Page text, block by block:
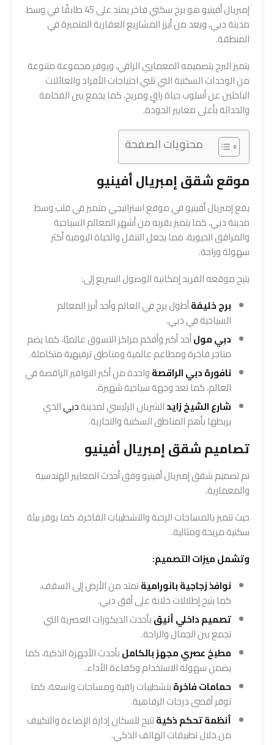
إمبريال أفينيو هو برج سكني فاخر يمتد على 45 طابقًا في وسط
مدينة دبي، ويعد من أبرز المشاريع العقارية المتميزة في
المنطقة.
يتميز البرج بتصميمه المعماري الراقي، ويوفر مجموعة متنوعة
من الوحدات السكنية التي تلبي احتياجات الأفراد والعائلات
الباحثين عن أسلوب حياة راقٍ ومريح، كما يجمع بين الفخامة
والحداثة بأعلى معايير الجودة.
محتويات الصفحة
موقع شقق إمبريال أفينيو
يقع إمبريال أفينيو في موقع استراتيجي متميز في قلب وسط
مدينة دبي، كما يتميز بقربه من أشهر المعالم السياحية
والمرافق الحيوية، مما يجعل التنقل والحياة اليومية أكثر
سهولة وراحة.
يتيح موقعه الفريد إمكانية الوصول السريع إلى:
برج خليفةأطول برج في العالم وأحد أبرز المعالم
السياحية في دبي.
دبي مولأحد أكبر وأفخم مراكز التسوق عالميًا، كما يضم
متاجر فاخرة ومطاعم عالمية ومناطق ترفيهية متكاملة.
نافورة دبي الراقصةواحدة من أكبر النوافير الراقصة في
العالم، كما تعد وجهة سياحية شهيرة.
شارع الشيخ زايدالشريان الرئيسي لمدينةدبيالذي
يربطها بأهم المناطق السكنية والتجارية.
تصاميم شقق إمبريال أفينيو
تم تصميم شقق إمبريال أفينيو وفق أحدث المعايير الهندسية
والمعمارية.
حيث تتميز بالمساحات الرحبة والتشطيبات الفاخرة، كما يوفر بيئة
سكنية مريحة ومثالية.
وتشمل ميزات التصميم:
نوافذ زجاجية بانوراميةتمتد من الأرض إلى السقف،
كما يتيح إطلالات خلابة على أفق دبي.
تصميم داخلي أنيقبأحدث الديكورات العصرية التي
تجمع بين الجمال والراحة.
مطبخ عصري مجهز بالكاملبأحدث الأجهزة الذكية، كما
يضمن سهولة الاستخدام وكفاءة الأداء.
حمامات فاخرةبتشطيبات راقية ومساحات واسعة، كما
توفر أقصى درجات الرفاهية.
أنظمة تحكم ذكيةتتيح للسكان إدارة الإضاءة والتكييف
من خلال تطبيقات الهاتف الذكي.